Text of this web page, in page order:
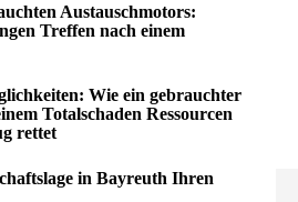
Austauschmotors:
Treffen nach einem
Wie ein gebrauchter
Totalschaden Ressourcen
rettet
in Bayreuth Ihren